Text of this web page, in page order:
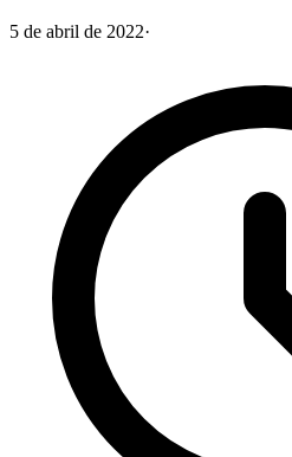
5 de abril de 2022·